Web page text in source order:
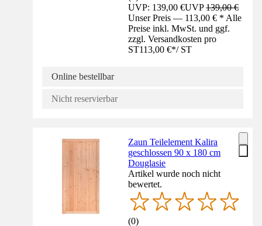
UVP: 139,00 €UVP139,00 €
Unser Preis — 113,00 € * Alle
Preise inkl. MwSt. und ggf.
zzgl. Versandkosten pro
ST113,00 €*/ ST
Online bestellbar
Nicht reservierbar
Zaun Teilelement Kalira
geschlossen 90 x 180 cm
Douglasie
Artikel wurde noch nicht
bewertet.
(0)